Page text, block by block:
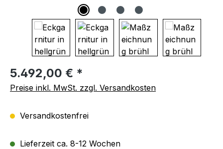
Regulärer Preis:
5.492,00 € *
Preise inkl. MwSt. zzgl. Versandkosten
Versandkostenfrei
Lieferzeit ca. 8-12 Wochen